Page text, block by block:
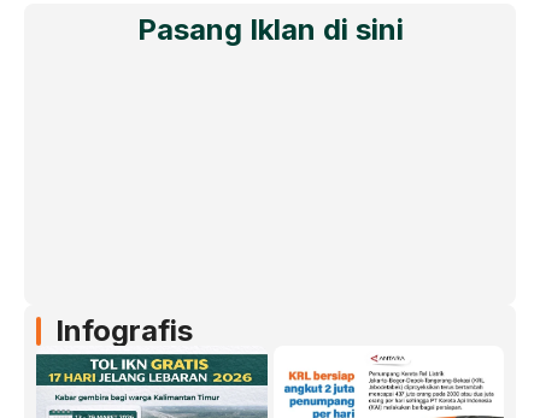
Pasang Iklan di sini
Infografis